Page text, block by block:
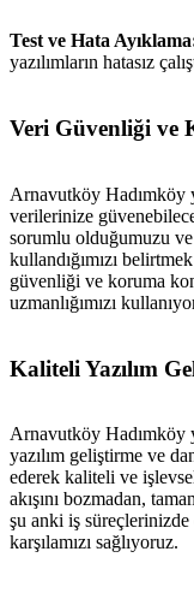
Test ve Hata
yazılımların hatasız
Veri Güvenliği ve
Arnavutköy Hadımköy
verilerinize
sorumlu olduğumuzu
kullandığımızı
güvenliği ve koruma
uzmanlığımızı
Kaliteli Yazılım
Arnavutköy Hadımköy
yazılım geliştirme ve
ederek kaliteli ve
akışını bozmadan,
şu anki iş
karşılamızı sağlıyoruz.